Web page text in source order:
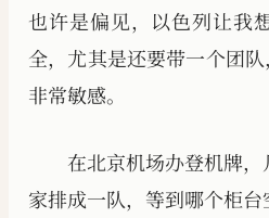
也许是偏见，以色列让我
全，尤其是还要带一个团
非常敏感。
在北京机场办登机牌
家排成一队，等到哪个柜